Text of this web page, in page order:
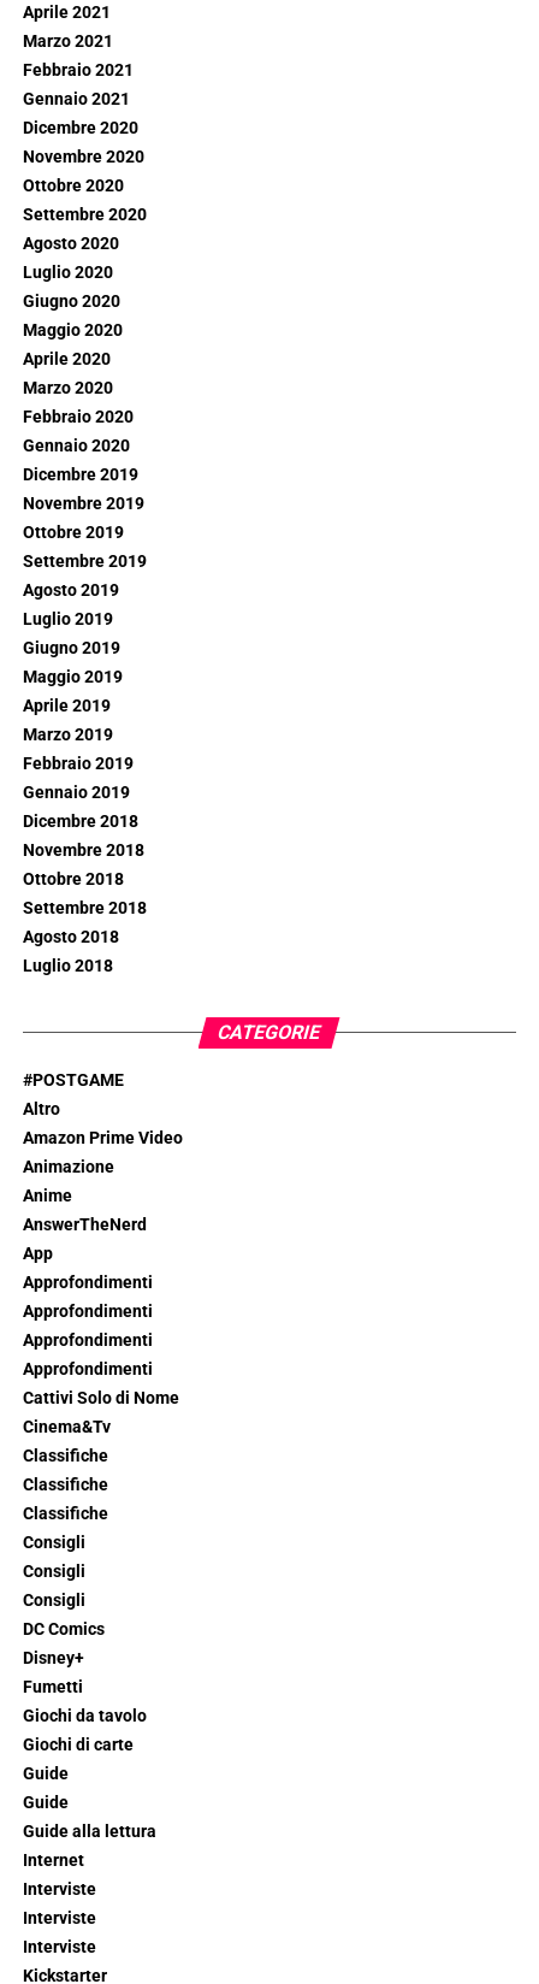
Aprile 2021
Marzo 2021
Febbraio 2021
Gennaio 2021
Dicembre 2020
Novembre 2020
Ottobre 2020
Settembre 2020
Agosto 2020
Luglio 2020
Giugno 2020
Maggio 2020
Aprile 2020
Marzo 2020
Febbraio 2020
Gennaio 2020
Dicembre 2019
Novembre 2019
Ottobre 2019
Settembre 2019
Agosto 2019
Luglio 2019
Giugno 2019
Maggio 2019
Aprile 2019
Marzo 2019
Febbraio 2019
Gennaio 2019
Dicembre 2018
Novembre 2018
Ottobre 2018
Settembre 2018
Agosto 2018
Luglio 2018
CATEGORIE
#POSTGAME
Altro
Amazon Prime Video
Animazione
Anime
AnswerTheNerd
App
Approfondimenti
Approfondimenti
Approfondimenti
Approfondimenti
Cattivi Solo di Nome
Cinema&Tv
Classifiche
Classifiche
Classifiche
Consigli
Consigli
Consigli
DC Comics
Disney+
Fumetti
Giochi da tavolo
Giochi di carte
Guide
Guide
Guide alla lettura
Internet
Interviste
Interviste
Interviste
Kickstarter